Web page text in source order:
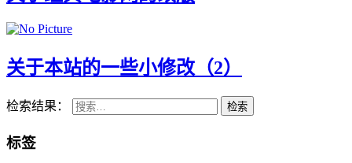
关于本站的一些小修改（2）
检索结果： 检索
标签